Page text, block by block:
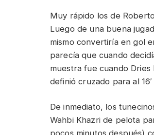
Muy rápido los de
Luego de una buena
mismo convertiría en gol
parecía que cuando
muestra fue cuando
definió cruzado para al
De inmediato, los
Wahbi Khazri de pelota